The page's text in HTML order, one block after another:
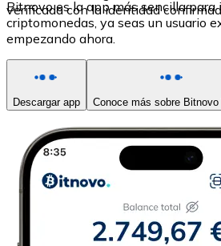
verificada con la identidad
Bitnovo es la app más sencilla para
criptomonedas, ya seas un usuario
empezando ahora.
Descargar app Conoce más sobre